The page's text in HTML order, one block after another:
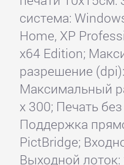
система:
Home, XP
x64 Edition;
разрешение
Максимальный
x 300; Печать
Поддержка
PictBridge;
Выходной